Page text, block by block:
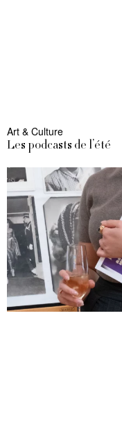
Art & Culture
Les podcasts de l’été